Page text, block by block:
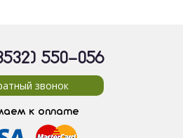
550-056
звонок
к оплате